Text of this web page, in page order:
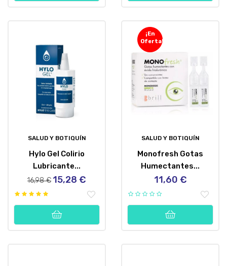
SALUD Y BOTIQUÍN
Hylo Gel Colirio
Lubricante...
Precio
16,98 € Precio
15,28 €
¡En
Oferta!
SALUD Y BOTIQUÍN
Monofresh Gotas
Humectantes...
Precio
11,60 €